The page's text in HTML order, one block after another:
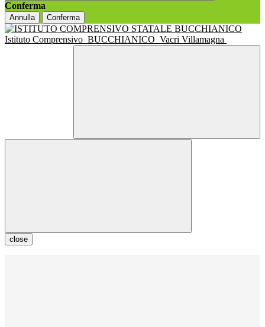
Conferma
Annulla Conferma
Istituto Comprensivo BUCCHIANICO Vacri Villamagna
close